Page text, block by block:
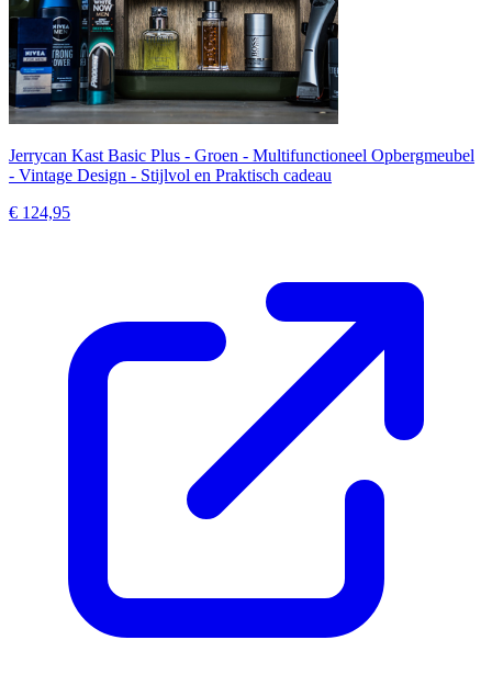
Jerrycan Kast Basic Plus - Groen - Multifunctioneel Opbergmeubel
- Vintage Design - Stijlvol en Praktisch cadeau
€ 124,95